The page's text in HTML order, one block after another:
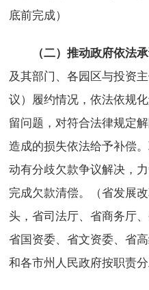
底前完成）
（二）推动政府依法
及其部门、各园区与投资
议）履约情况，依法依规
留问题，对符合法律规定
造成的损失依法给予补偿
动有分歧欠款争议解决，
完成欠款清偿。（省发展
头，省司法厅、省商务厅
省国资委、省文资委、省
和各市州人民政府按职责